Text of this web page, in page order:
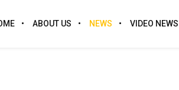
ABOUT US NEWS VIDEO NEWS